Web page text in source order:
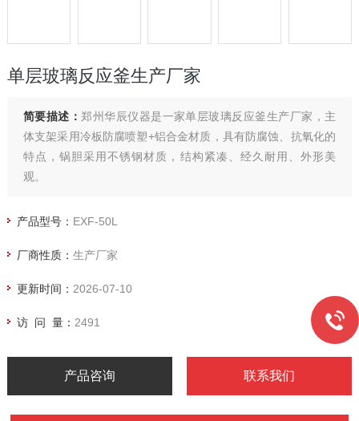
单层玻璃反应釜生产厂家
简要描述：郑州华辰仪器是一家单层玻璃反应釜生产厂家，主
体支架采用冷板防腐喷塑+铝合金材质，具有防腐蚀、抗氧化的
特点，锅胆采用不锈钢材质，结构紧凑、经久耐用、外形美
观。
产品型号： EXF-50L
厂商性质： 生产厂家
更新时间： 2026-07-10
访 问 量： 2491
产品咨询 联系我们